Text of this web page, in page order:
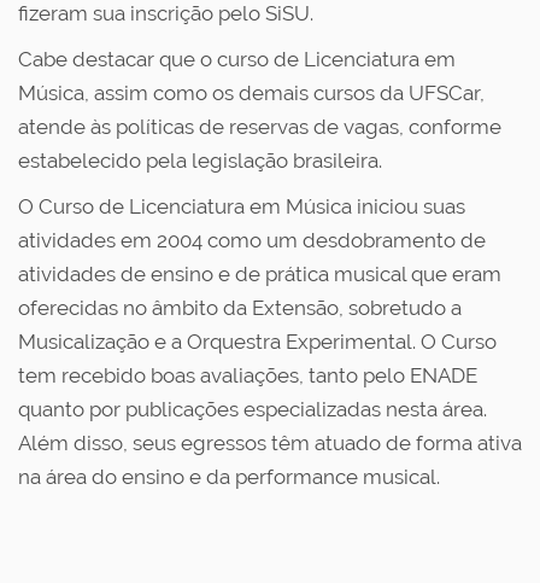
fizeram sua inscrição pelo SiSU.
Cabe destacar que o curso de Licenciatura em
Música, assim como os demais cursos da UFSCar,
atende às políticas de reservas de vagas, conforme
estabelecido pela legislação brasileira.
O Curso de Licenciatura em Música iniciou suas
atividades em 2004 como um desdobramento de
atividades de ensino e de prática musical que eram
oferecidas no âmbito da Extensão, sobretudo a
Musicalização e a Orquestra Experimental. O Curso
tem recebido boas avaliações, tanto pelo ENADE
quanto por publicações especializadas nesta área.
Além disso, seus egressos têm atuado de forma ativa
na área do ensino e da performance musical.